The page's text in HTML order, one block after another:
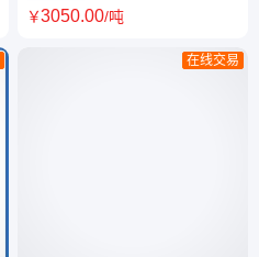
q235c型材 国标等边 Q235D槽
￥3050.00/吨
在线交易